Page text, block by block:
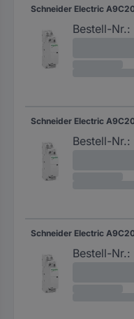
Bestell-Nr.:
Bestell-Nr.:
Bestell-Nr.: